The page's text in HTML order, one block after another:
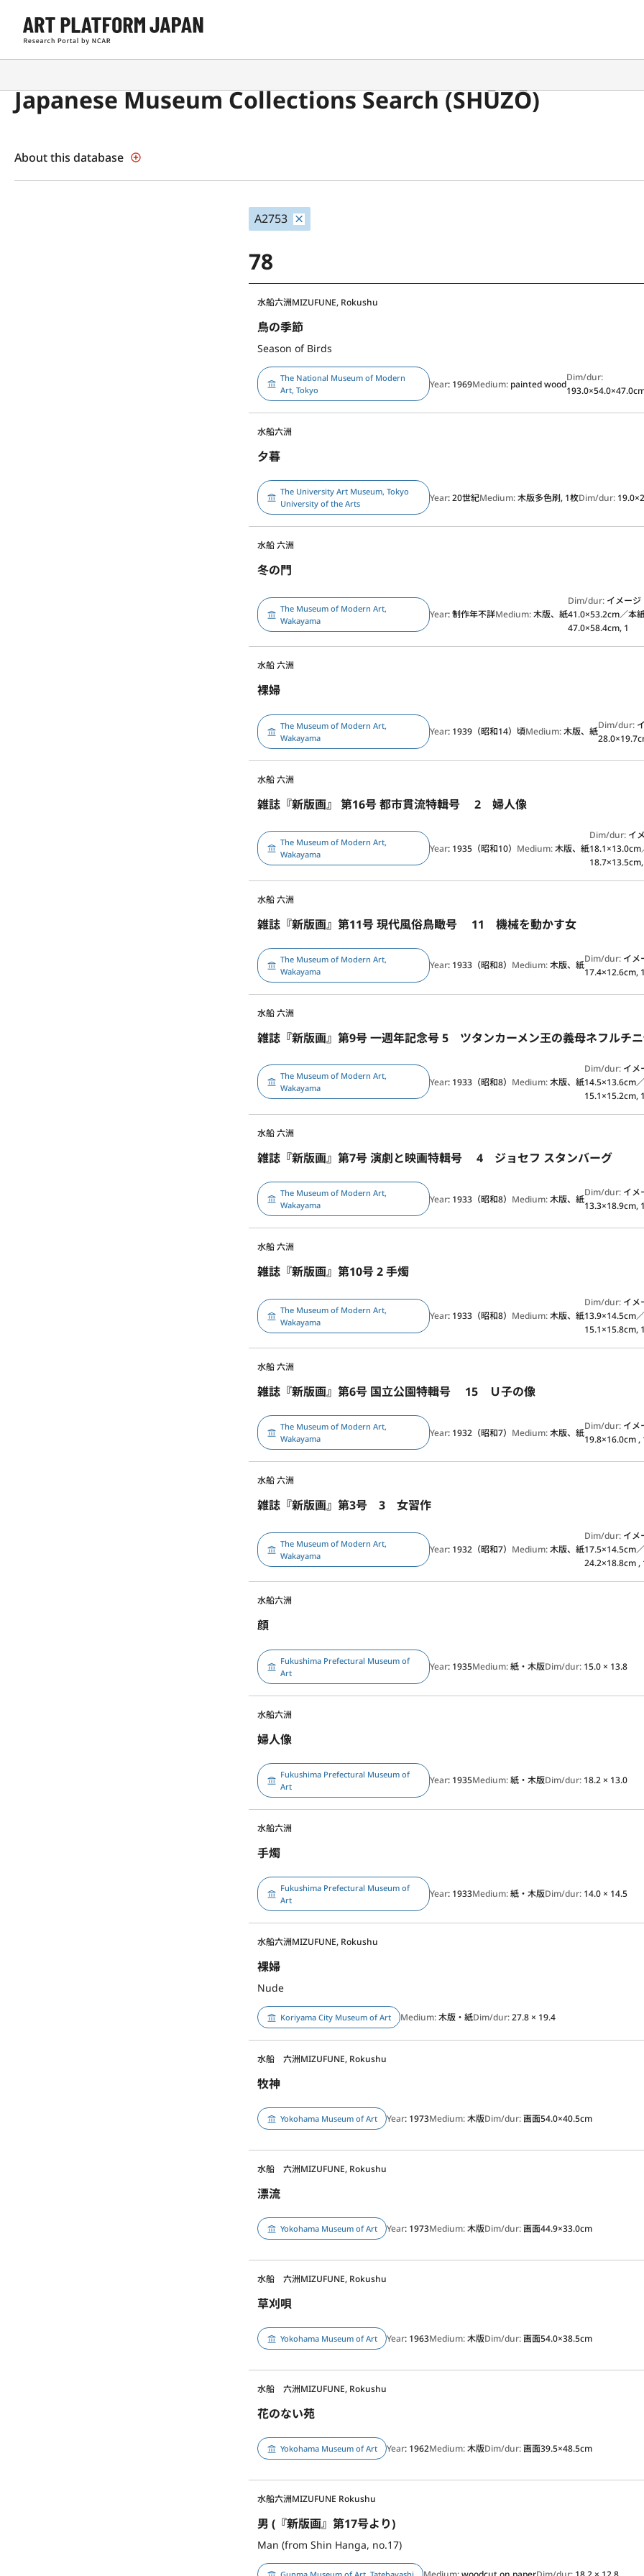
Japanese Museum Collections Search (SHŪZŌ)
About this database
A2753
78
鳥の季節
Season of Birds
水船六洲MIZUFUNE, Rokushu
The National Museum of Modern
Art, Tokyo
Year: 1969Medium: painted wood
Dim/dur:
夕暮
水船六洲
The University Art Museum, Tokyo
University of the Arts
Year: 20世紀Medium:木版多色刷, 1枚Dim/dur:
冬の門
水船 六洲
The Museum of Modern Art,
Wakayama
Year: 制作年不詳Medium:木版、紙
Dim/dur: イメージ
41.0×53.2cm／本
47.0×58.4cm, 1
裸婦
水船 六洲
The Museum of Modern Art,
Wakayama
Year: 1939（昭和14）頃Medium:木版、紙
Dim/dur:
雑誌『新版画』 第16号 都市貫流特輯号 2 婦人像
水船 六洲
The Museum of Modern Art,
Wakayama
Year: 1935（昭和10） Medium:木版、紙
Dim/dur: イ
18.1×13.0cm
18.7×13.5cm,
雑誌『新版画』第11号 現代風俗鳥瞰号 11 機械を動かす女
水船 六洲
The Museum of Modern Art,
Wakayama
Year: 1933（昭和8） Medium:木版、紙
Dim/dur: イメ
17.4×12.6cm, 1
雑誌『新版画』第9号 一週年記念号 5 ツタンカーメン王の義母ネフルチ
水船 六洲
The Museum of Modern Art,
Wakayama
Year: 1933（昭和8） Medium:木版、紙
Dim/dur: イメ
14.5×13.6cm
15.1×15.2cm, 1
雑誌『新版画』第7号 演劇と映画特輯号 4 ジョセフ スタンバーグ
水船 六洲
The Museum of Modern Art,
Wakayama
Year: 1933（昭和8） Medium:木版、紙
Dim/dur: イメ
13.3×18.9cm, 1
雑誌『新版画』第10号 2 手燭
水船 六洲
The Museum of Modern Art,
Wakayama
Year: 1933（昭和8） Medium:木版、紙
Dim/dur: イメ
13.9×14.5cm
15.1×15.8cm, 1
雑誌『新版画』第6号 国立公園特輯号 15 Ｕ子の像
水船 六洲
The Museum of Modern Art,
Wakayama
Year: 1932（昭和7） Medium:木版、紙
Dim/dur: イメ
19.8×16.0cm ,
雑誌『新版画』第3号 3 女習作
水船 六洲
The Museum of Modern Art,
Wakayama
Year: 1932（昭和7） Medium:木版、紙
Dim/dur: イメ
17.5×14.5cm
24.2×18.8cm ,
顔
水船六洲
Fukushima Prefectural Museum of
Art
Year: 1935Medium:紙・木版Dim/dur: 15.0 × 13.8
婦人像
水船六洲
Fukushima Prefectural Museum of
Art
Year: 1935Medium:紙・木版Dim/dur: 18.2 × 13.0
手燭
水船六洲
Fukushima Prefectural Museum of
Art
Year: 1933Medium:紙・木版Dim/dur: 14.0 × 14.5
裸婦
Nude
水船六洲MIZUFUNE, Rokushu
Koriyama City Museum of Art Medium:木版・紙Dim/dur:27.8 × 19.4
牧神
水船 六洲MIZUFUNE, Rokushu
Yokohama Museum of Art Year: 1973Medium:木版Dim/dur:画面54.0×40.5cm
漂流
水船 六洲MIZUFUNE, Rokushu
Yokohama Museum of Art Year: 1973Medium:木版Dim/dur:画面44.9×33.0cm
草刈唄
水船 六洲MIZUFUNE, Rokushu
Yokohama Museum of Art Year: 1963Medium:木版Dim/dur:画面54.0×38.5cm
花のない苑
水船 六洲MIZUFUNE, Rokushu
Yokohama Museum of Art Year: 1962Medium:木版Dim/dur:画面39.5×48.5cm
男 (『新版画』第17号より)
Man (from Shin Hanga, no.17)
水船六洲MIZUFUNE Rokushu